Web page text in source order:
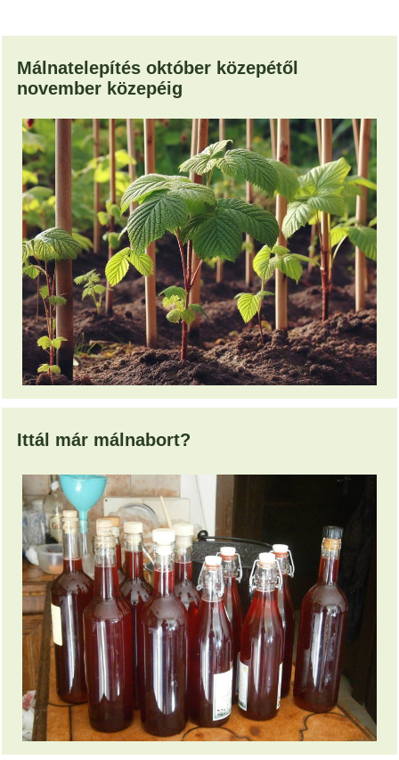
Málnatelepítés október közepétől
november közepéig
Ittál már málnabort?